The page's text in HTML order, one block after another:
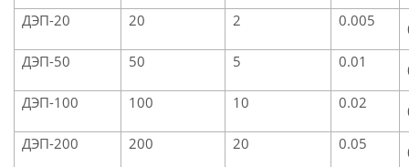
ДЭП-20
20 2 0.005
ДЭП-50
50 5 0.01
ДЭП-100
100 10 0.02
ДЭП-200
200 20 0.05